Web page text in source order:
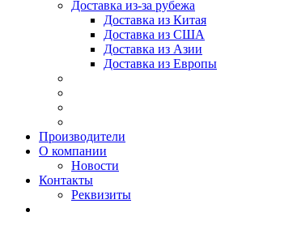
Доставка из-за рубежа
Доставка из Китая
Доставка из США
Доставка из Азии
Доставка из Европы
Производители
О компании
Новости
Контакты
Реквизиты